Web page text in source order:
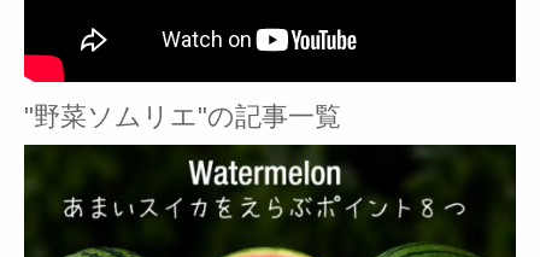
"野菜ソムリエ"の記事一覧